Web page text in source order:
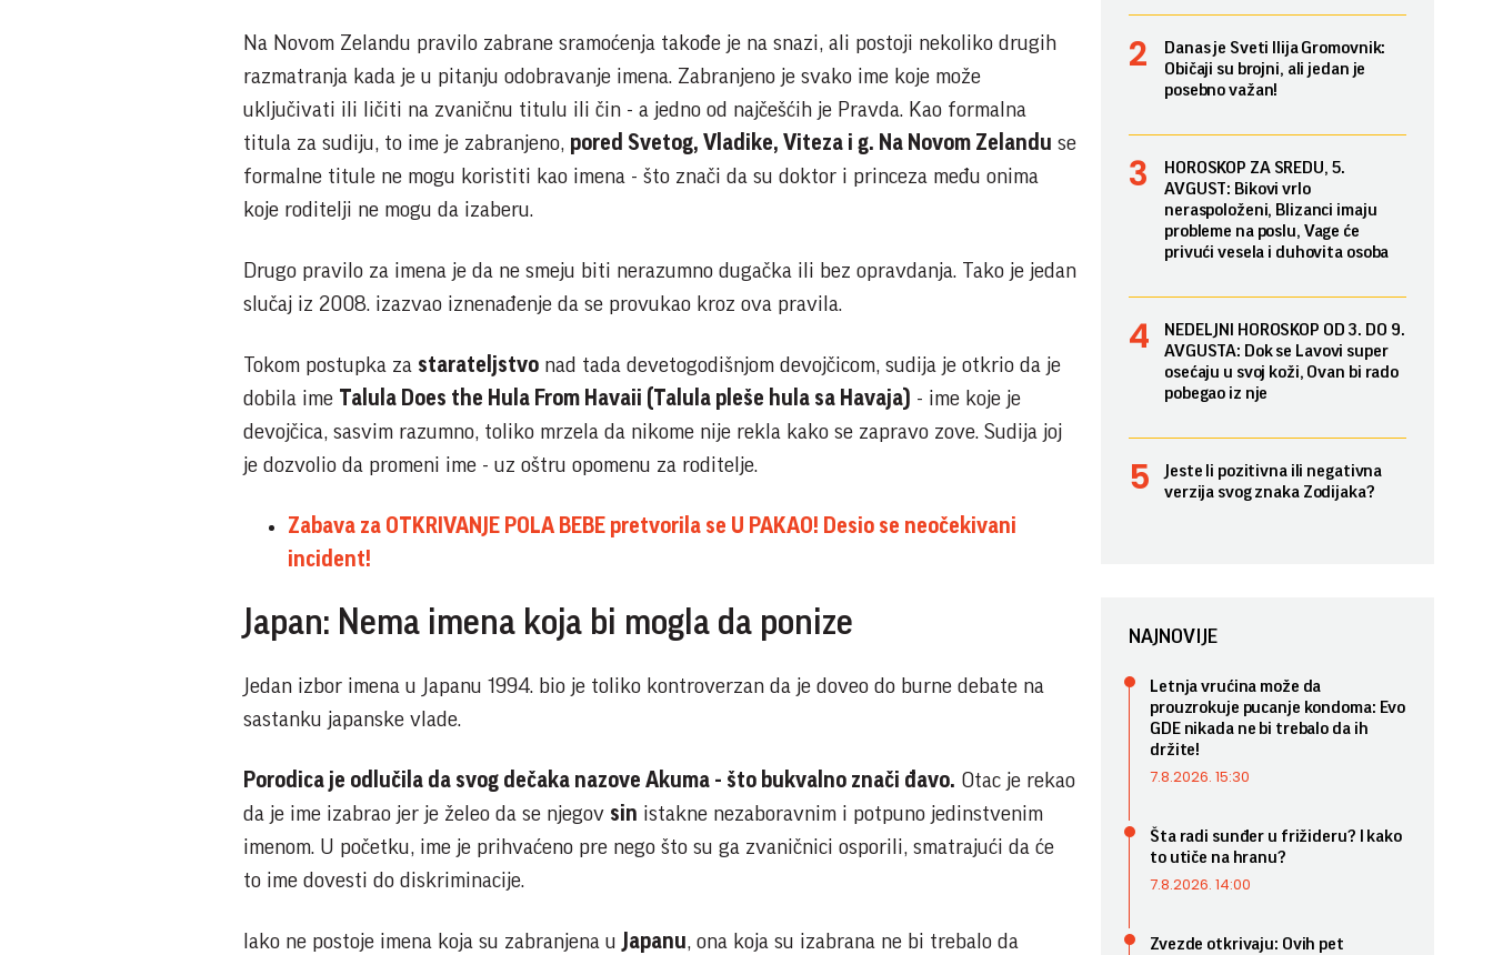
Na Novom Zelandu pravilo zabrane sramoćenja takođe je na snazi, ali postoji nekoliko drugih
razmatranja kada je u pitanju odobravanje imena. Zabranjeno je svako ime koje može
uključivati ili ličiti na zvaničnu titulu ili čin - a jedno od najčešćih je Pravda. Kao formalna
titula za sudiju, to ime je zabranjeno, pored Svetog, Vladike, Viteza i g. Na Novom Zelandu se
formalne titule ne mogu koristiti kao imena - što znači da su doktor i princeza među onima
koje roditelji ne mogu da izaberu.
Drugo pravilo za imena je da ne smeju biti nerazumno dugačka ili bez opravdanja. Tako je jedan
slučaj iz 2008. izazvao iznenađenje da se provukao kroz ova pravila.
Tokom postupka za starateljstvo nad tada devetogodišnjom devojčicom, sudija je otkrio da je
dobila ime Talula Does the Hula From Havaii (Talula pleše hula sa Havaja) - ime koje je
devojčica, sasvim razumno, toliko mrzela da nikome nije rekla kako se zapravo zove. Sudija joj
je dozvolio da promeni ime - uz oštru opomenu za roditelje.
Zabava za OTKRIVANJE POLA BEBE pretvorila se U PAKAO! Desio se neočekivani
incident!
Japan: Nema imena koja bi mogla da ponize
Jedan izbor imena u Japanu 1994. bio je toliko kontroverzan da je doveo do burne debate na
sastanku japanske vlade.
Porodica je odlučila da svog dečaka nazove Akuma - što bukvalno znači đavo. Otac je rekao
da je ime izabrao jer je želeo da se njegov sin istakne nezaboravnim i potpuno jedinstvenim
imenom. U početku, ime je prihvaćeno pre nego što su ga zvaničnici osporili, smatrajući da će
to ime dovesti do diskriminacije.
Iako ne postoje imena koja su zabranjena u Japanu, ona koja su izabrana ne bi trebalo da
Danas je Sveti Ilija Gromovnik:
Običaji su brojni, ali jedan je
posebno važan!
HOROSKOP ZA SREDU, 5.
AVGUST: Bikovi vrlo
neraspoloženi, Blizanci imaju
probleme na poslu, Vage će
privući vesela i duhovita osoba
NEDELJNI HOROSKOP OD 3. DO 9.
AVGUSTA: Dok se Lavovi super
osećaju u svoj koži, Ovan bi rado
pobegao iz nje
Jeste li pozitivna ili negativna
verzija svog znaka Zodijaka?
NAJNOVIJE
Letnja vrućina može da
prouzrokuje pucanje kondoma: Evo
GDE nikada ne bi trebalo da ih
držite!
7.8.2026. 15:30
Šta radi sunđer u frižideru? I kako
to utiče na hranu?
7.8.2026. 14:00
Zvezde otkrivaju: Ovih pet